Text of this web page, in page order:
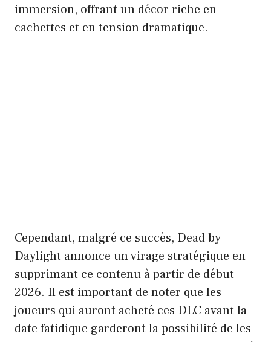
immersion, offrant un décor riche en
cachettes et en tension dramatique.
Cependant, malgré ce succès, Dead by
Daylight annonce un virage stratégique en
supprimant ce contenu à partir de début
2026. Il est important de noter que les
joueurs qui auront acheté ces DLC avant la
date fatidique garderont la possibilité de les